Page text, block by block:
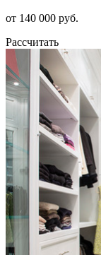
от 140 000 руб.
Рассчитать